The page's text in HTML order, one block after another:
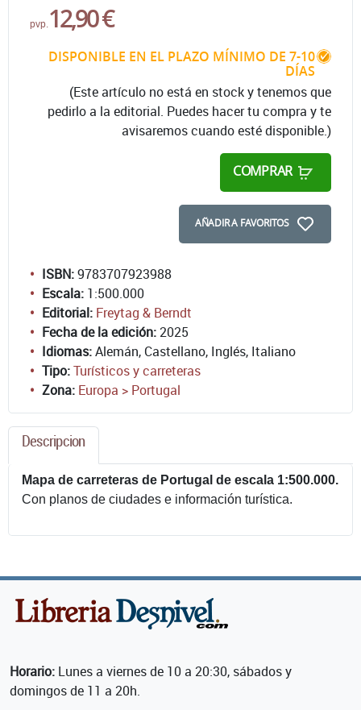
pvp. 12,90 €
DISPONIBLE EN EL PLAZO MÍNIMO DE 7-10
DÍAS
(Este artículo no está en stock y tenemos que
pedirlo a la editorial. Puedes hacer tu compra y te
avisaremos cuando esté disponible.)
COMPRAR
AÑADIR A FAVORITOS
ISBN:9783707923988
Escala: 1:500.000
Editorial: Freytag & Berndt
Fecha de la edición:2025
Idiomas:Alemán, Castellano, Inglés, Italiano
Tipo:Turísticos y carreteras
Zona: Europa > Portugal
Descripcion
Mapa de carreteras de Portugal de escala 1:500.000.
Con planos de ciudades e información turística.
Horario: Lunes a viernes de 10 a 20:30, sábados y
domingos de 11 a 20h.